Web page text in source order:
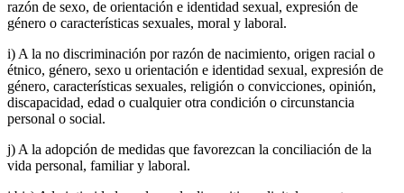
razón de sexo, de orientación e identidad sexual, expresión de
género o características sexuales, moral y laboral.
i) A la no discriminación por razón de nacimiento, origen racial o
étnico, género, sexo u orientación e identidad sexual, expresión de
género, características sexuales, religión o convicciones, opinión,
discapacidad, edad o cualquier otra condición o circunstancia
personal o social.
j) A la adopción de medidas que favorezcan la conciliación de la
vida personal, familiar y laboral.